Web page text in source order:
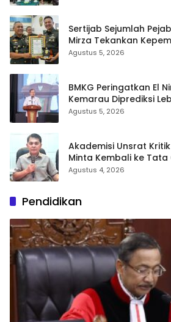
Sertijab Sejumlah
Mirza Tekankan
dan Profesional
Agustus 5, 2026
BMKG Peringatkan El
Kemarau Diprediksi
Kering pada
Agustus 5, 2026
Akademisi Unsrat Kritik
Minta Kembali ke
Polarisasi
Agustus 4, 2026
Pendidikan